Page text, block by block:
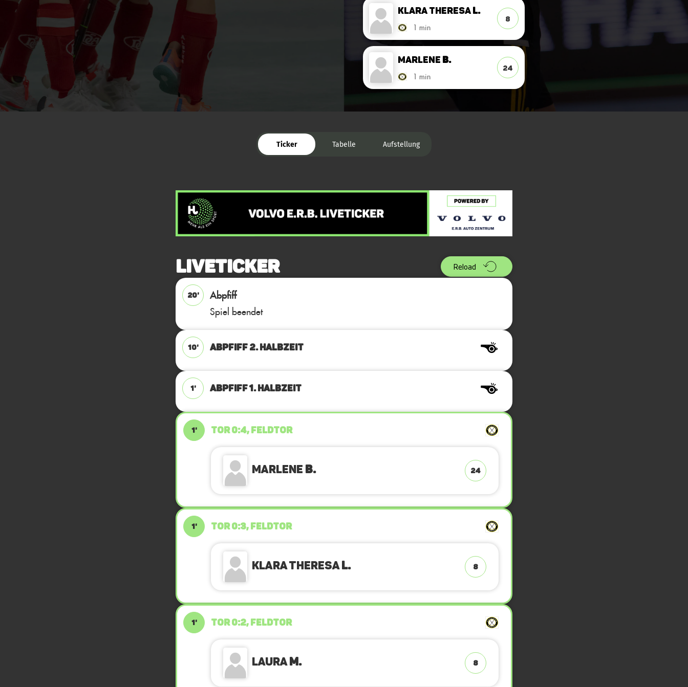
Klara TheresaL.
1 min
8
Marlene B.
1 min
24
Ticker Tabelle Aufstellung
Liveticker Reload
20'
Abpfiff
Spiel beendet
10' ABPFIFF 2. Halbzeit
1' ABPFIFF 1. Halbzeit
1' TOR 0:4, FELDTOR
Marlene B. 24
1' TOR 0:3, FELDTOR
Klara TheresaL. 8
1' TOR 0:2, FELDTOR
LauraM. 8